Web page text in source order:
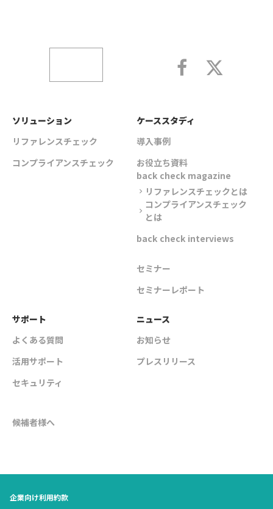
ソリューション
リファレンスチェック
コンプライアンスチェック
ケーススタディ
導入事例
お役立ち資料
back check magazine
chevron_right リファレンスチェックとは
chevron_right
コンプライアンスチェック
とは
back check interviews
セミナー
セミナーレポート
サポート
よくある質問
活用サポート
セキュリティ
ニュース
お知らせ
プレスリリース
候補者様へ
企業向け利用約款